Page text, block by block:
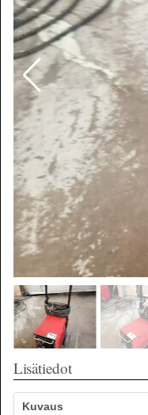
Lisätiedot
Kuvaus